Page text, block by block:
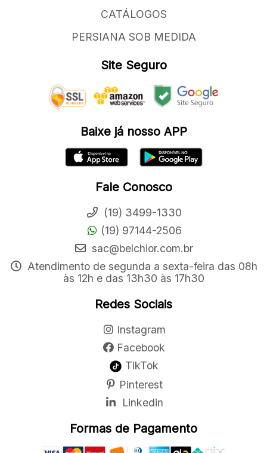
CATÁLOGOS
PERSIANA SOB MEDIDA
Site Seguro
Baixe já nosso APP
Fale Conosco
(19) 3499-1330
(19) 97144-2506
sac@belchior.com.br
Atendimento de segunda a sexta-feira das 08h
às 12h e das 13h30 às 17h30
Redes Sociais
Instagram
Facebook
TikTok
Pinterest
Linkedin
Formas de Pagamento